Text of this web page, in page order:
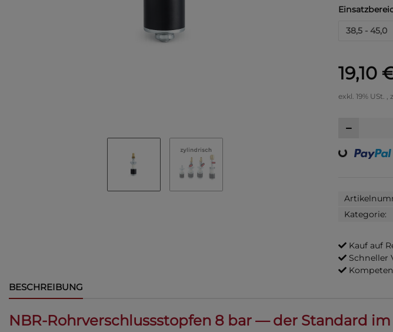
38,5 - 45,0
19,10
exkl. 19% USt. ,
Loading...
Kategorie:
Kauf auf
Schneller
BESCHREIBUNG
NBR-Rohrverschlussstopfen 8 bar — der Standard